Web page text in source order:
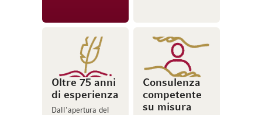
Oltre 75 anni
di esperienza
Dall'apertura del
Consulenza
competente
su misura